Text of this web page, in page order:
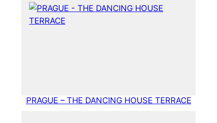
PRAGUE – THE DANCING HOUSE TERRACE